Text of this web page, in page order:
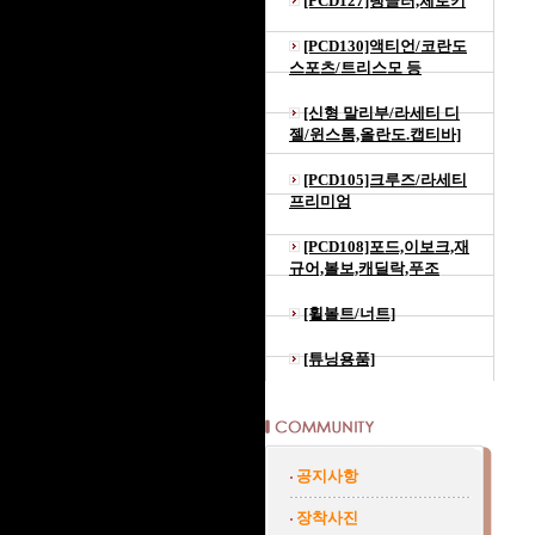
[PCD130]액티언/코란도
스포츠/트리스모 등
[신형 말리부/라세티 디
젤/윈스톰,올란도.캡티바]
[PCD105]크루즈/라세티
프리미엄
[PCD108]포드,이보크,재
규어,볼보,캐딜락,푸조
[휠볼트/너트]
[튜닝용품]
공지사항
장착사진